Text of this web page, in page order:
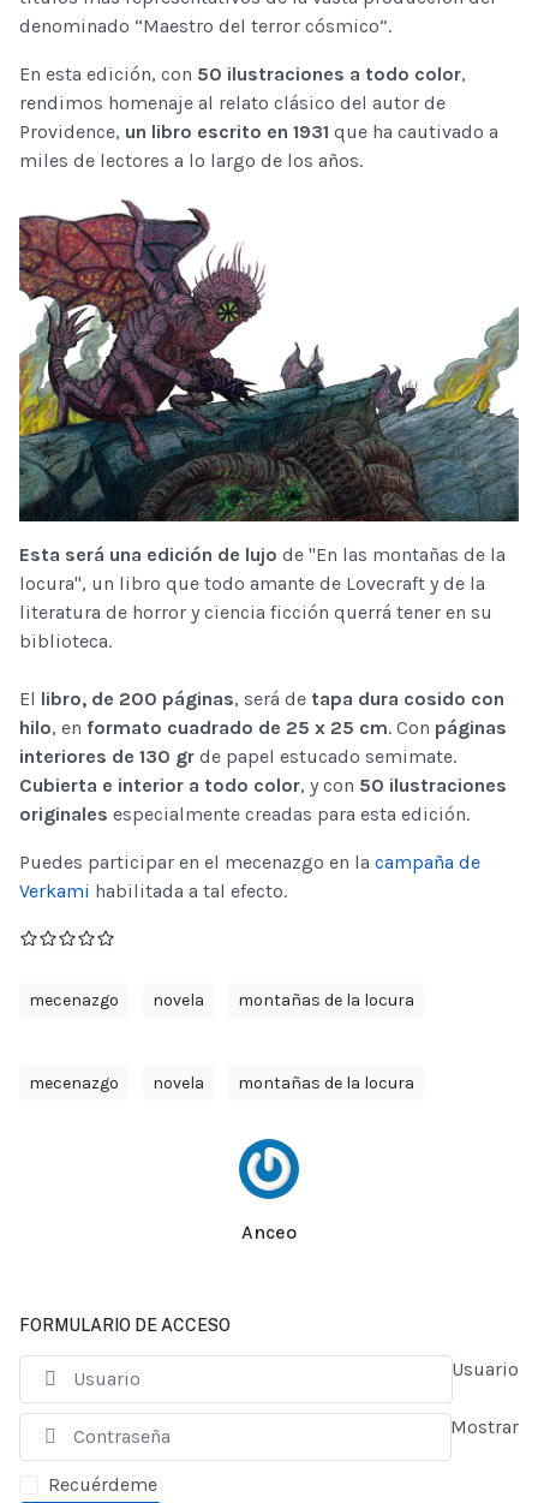
denominado “Maestro del terror cósmico”.
En esta edición, con 50 ilustraciones a todo color,
rendimos homenaje al relato clásico del autor de
Providence, un libro escrito en 1931 que ha cautivado a
miles de lectores a lo largo de los años.
Esta será una edición de lujo de "En las montañas de la
locura", un libro que todo amante de Lovecraft y de la
literatura de horror y ciencia ficción querrá tener en su
biblioteca.
El libro, de 200 páginas, será de tapa dura cosido con
hilo, en formato cuadrado de 25 x 25 cm. Con páginas
interiores de 130 gr de papel estucado semimate.
Cubierta e interior a todo color, y con 50 ilustraciones
originales especialmente creadas para esta edición.
Puedes participar en el mecenazgo en la campaña de
Verkami habilitada a tal efecto.
Anceo
mecenazgo novela montañas de la locura
mecenazgo novela montañas de la locura
FORMULARIO DE ACCESO
Usuario
Mostrar
Recuérdeme